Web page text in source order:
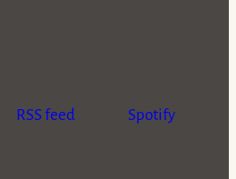
RSS feed Spotify